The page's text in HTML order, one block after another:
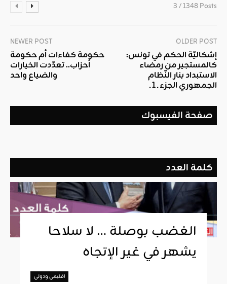
3 / 1348 Posts
NEWER POST
حكومة كفاءات أم حكومة
أحزاب.. تعدّدت الخيارات
والضياع واحد
OLDER POST
إشكاليّة الحكم في تونس:
كالمستجير من رمضاء
الاستبداد بنار النّظام
الجمهوري الجزء ـ 1 ـ
صفحة الفيسبوك
كلمة العدد
الغضب بوصلة … لا سلاحا
يشهر في غير الإتجاه
اقليمي ودولي